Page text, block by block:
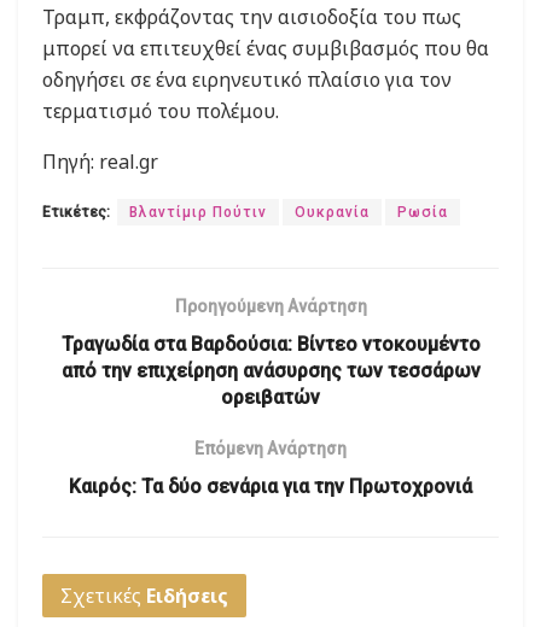
Τραμπ, εκφράζοντας την αισιοδοξία του πως
μπορεί να επιτευχθεί ένας συμβιβασμός που θα
οδηγήσει σε ένα ειρηνευτικό πλαίσιο για τον
τερματισμό του πολέμου.
Πηγή: real.gr
Ετικέτες: Βλαντίμιρ Πούτιν Ουκρανία Ρωσία
Προηγούμενη Ανάρτηση
Τραγωδία στα Βαρδούσια: Βίντεο ντοκουμέντο
από την επιχείρηση ανάσυρσης των τεσσάρων
ορειβατών
Επόμενη Ανάρτηση
Καιρός: Τα δύο σενάρια για την Πρωτοχρονιά
Σχετικές Ειδήσεις